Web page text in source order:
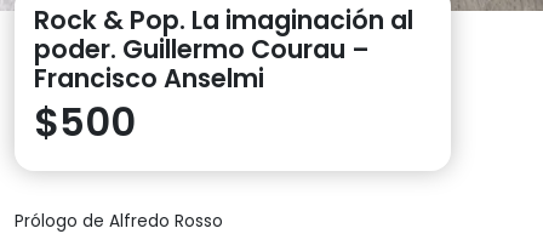
Rock & Pop. La imaginación al
poder. Guillermo Courau –
Francisco Anselmi
$500
Prólogo de Alfredo Rosso